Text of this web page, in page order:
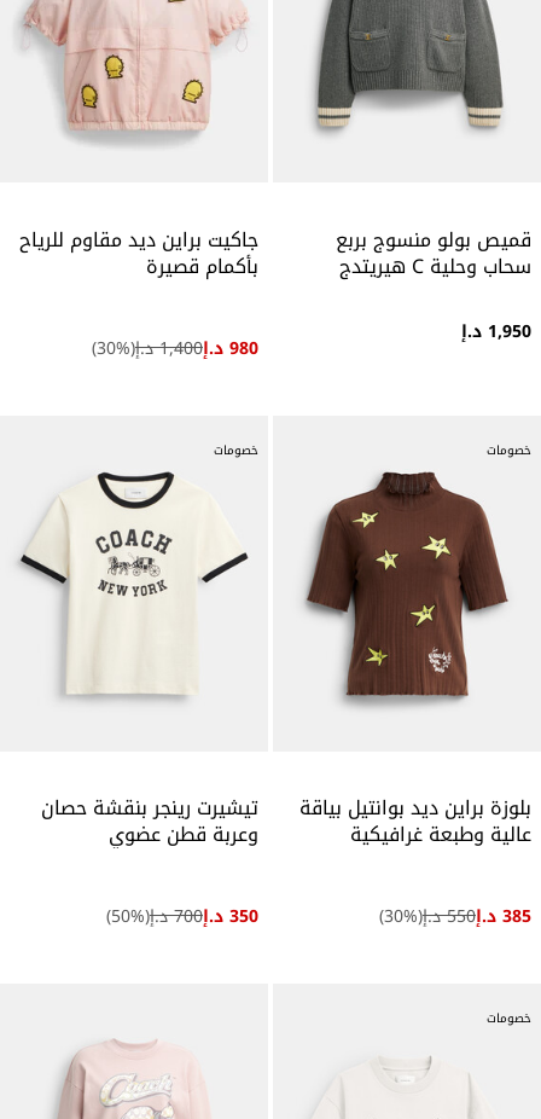
قميص بولو منسوج بربع
سحاب وحلية C هيريتدج
1,950 د.إ
جاكيت براين ديد مقاوم للرياح
بأكمام قصيرة
980 د.إ 1,400 د.إ (
30%)
خصومات
بلوزة براين ديد بوانتيل بياقة
عالية وطبعة غرافيكية
385 د.إ 550 د.إ (
30%)
خصومات
تيشيرت رينجر بنقشة حصان
وعربة قطن عضوي
350 د.إ 700 د.إ (
50%)
خصومات